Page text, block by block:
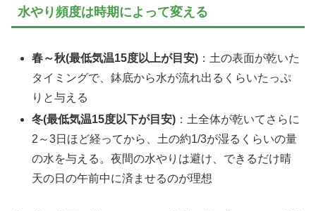
水やり頻度は時期によって変える
春～秋(最低気温15度以上が目安) ：土の表面が乾いた
タイミングで、鉢底から水が流れ出るくらいたっぷ
りと与える
冬(最低気温15度以下が目安) ：土全体が乾いてさらに
2～3日ほど経ってから、土の約1/3が湿るくらいの量
の水を与える。夜間の水やりは避け、できるだけ晴
天の日の午前中に済ませるのが理想